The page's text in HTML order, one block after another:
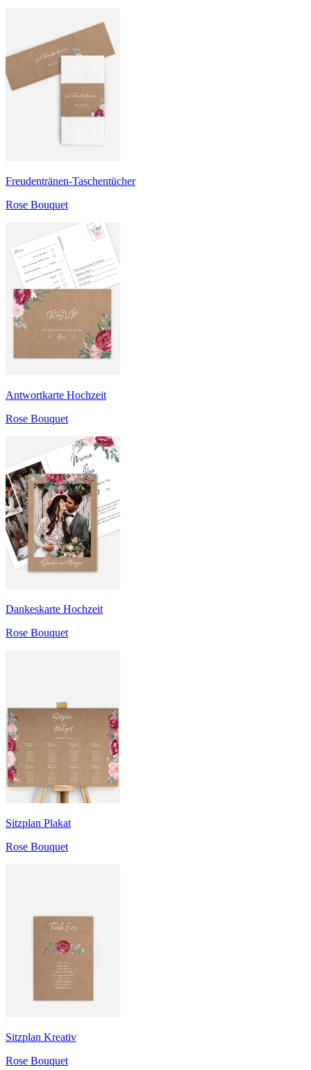
Freudentränen-Taschentücher
Rose Bouquet
Antwortkarte Hochzeit
Rose Bouquet
Dankeskarte Hochzeit
Rose Bouquet
Sitzplan Plakat
Rose Bouquet
Sitzplan Kreativ
Rose Bouquet